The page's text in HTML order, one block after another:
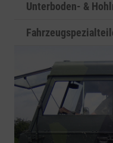
Unterboden- &